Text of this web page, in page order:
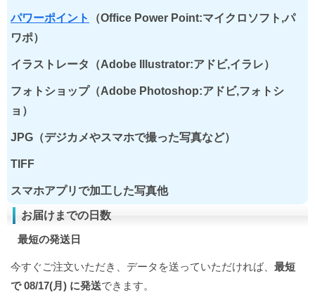
パワーポイント
（Office Power Point:マイクロソフト,パ
ワポ）
イラストレータ（Adobe Illustrator:アドビ,イラレ）
フォトショップ（Adobe Photoshop:アドビ,フォトシ
ョ）
JPG（デジカメやスマホで撮った写真など）
TIFF
スマホアプリで加工した写真他
お届けまでの日数
最短の発送日
今すぐご注文いただき、データを送っていただければ、 最短
で 08/17(月) に発送できます。